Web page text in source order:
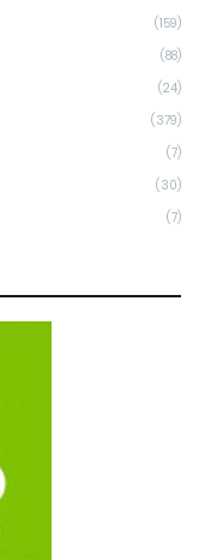
(159)
(88)
(24)
(379)
(7)
(30)
(7)